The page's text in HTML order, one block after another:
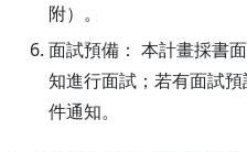
附）。
面試預備： 本計畫採書
知進行面試；若有面試
件通知。